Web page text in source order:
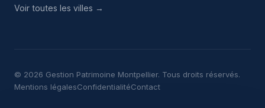
Voir toutes les villes →
© 2026 Gestion Patrimoine Montpellier. Tous droits réservés.
Mentions légalesConfidentialitéContact